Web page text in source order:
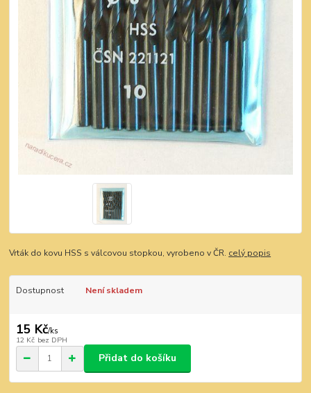
Vrták do kovu HSS s válcovou stopkou, vyrobeno v ČR. celý popis
Dostupnost Není skladem
15 Kč/ks
12 Kč bez DPH
Přidat do košíku